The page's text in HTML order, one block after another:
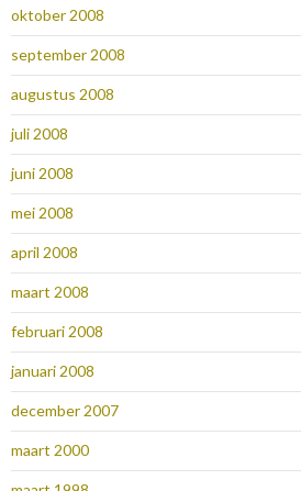
oktober 2008
september 2008
augustus 2008
juli 2008
juni 2008
mei 2008
april 2008
maart 2008
februari 2008
januari 2008
december 2007
maart 2000